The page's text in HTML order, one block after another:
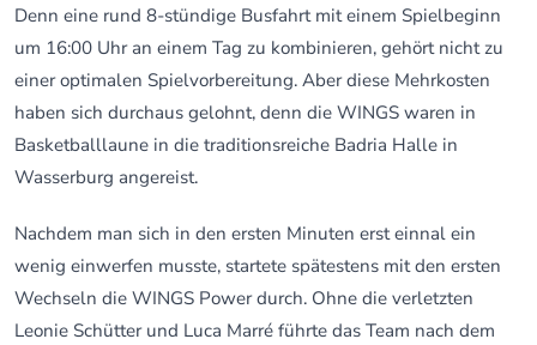
Denn eine rund 8-stündige Busfahrt mit einem Spielbeginn
um 16:00 Uhr an einem Tag zu kombinieren, gehört nicht zu
einer optimalen Spielvorbereitung. Aber diese Mehrkosten
haben sich durchaus gelohnt, denn die WINGS waren in
Basketballlaune in die traditionsreiche Badria Halle in
Wasserburg angereist.
Nachdem man sich in den ersten Minuten erst einnal ein
wenig einwerfen musste, startete spätestens mit den ersten
Wechseln die WINGS Power durch. Ohne die verletzten
Leonie Schütter und Luca Marré führte das Team nach dem